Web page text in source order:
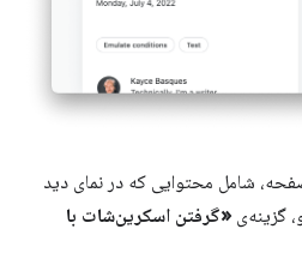
شامل محتوایی که در نمای دید
گزینه‌ی «گرفتن اسکرین‌شات با